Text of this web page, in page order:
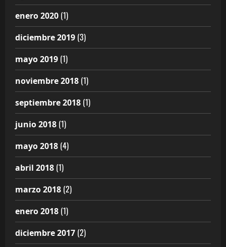
enero 2020 (1)
diciembre 2019 (3)
mayo 2019 (1)
noviembre 2018 (1)
septiembre 2018 (1)
junio 2018 (1)
mayo 2018 (4)
abril 2018 (1)
marzo 2018 (2)
enero 2018 (1)
diciembre 2017 (2)